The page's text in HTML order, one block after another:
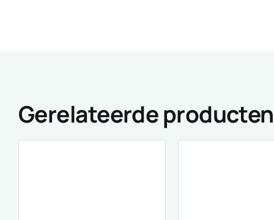
Gerelateerde producten